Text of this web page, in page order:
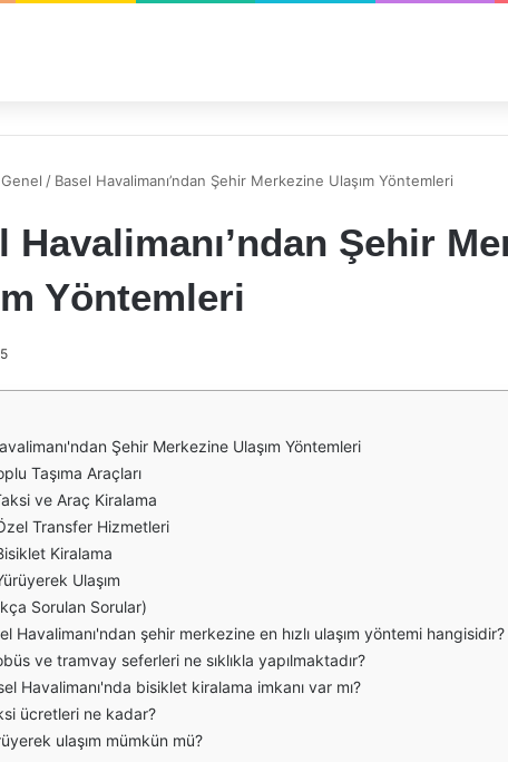
Genel / Basel Havalimanı’ndan Şehir Merkezine Ulaşım Yöntemleri
Havalimanı’ndan Şehir
Yöntemleri
Şehir Merkezine Ulaşım Yöntemleri
Taşıma Araçları
ve Araç Kiralama
Transfer Hizmetleri
Kiralama
Ulaşım
Sorulan Sorular)
Havalimanı'ndan şehir merkezine en hızlı ulaşım yöntemi hangisidir?
ve tramvay seferleri ne sıklıkla yapılmaktadır?
Havalimanı'nda bisiklet kiralama imkanı var mı?
ücretleri ne kadar?
ulaşım mümkün mü?